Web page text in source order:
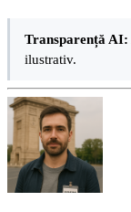
Transparență AI:
ilustrativ.